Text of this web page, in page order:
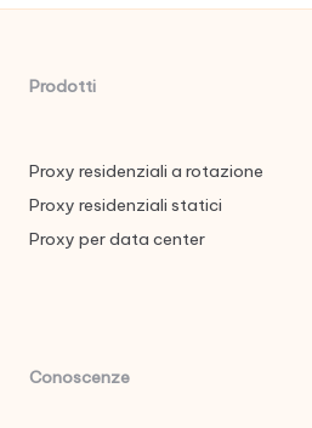
Prodotti
Proxy residenziali a rotazione
Proxy residenziali statici
Proxy per data center
Conoscenze